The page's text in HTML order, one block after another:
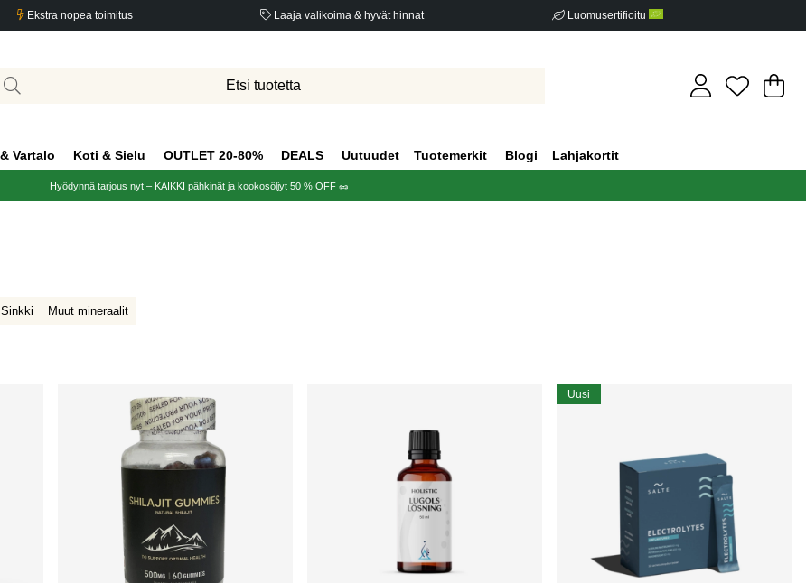
Ekstra nopea toimitus Laaja valikoima & hyvät hinnat Luomusertifioitu
.
Vartalo Koti & Sielu OUTLET 20-80% DEALS Uutuudet Tuotemerkit Blogi Lahjakortit
Hyödynnä tarjous nyt – KAIKKI pähkinät ja kookosöljyt 50 % OFF 🥜
Sinkki Muut mineraalit
Uusi